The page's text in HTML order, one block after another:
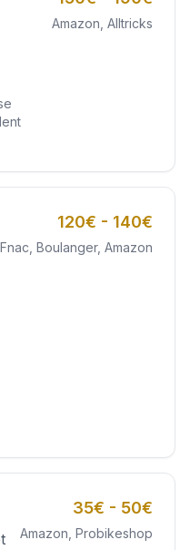
Amazon, Alltricks
120€ - 140€
Fnac, Boulanger, Amazon
35€ - 50€
Amazon, Probikeshop